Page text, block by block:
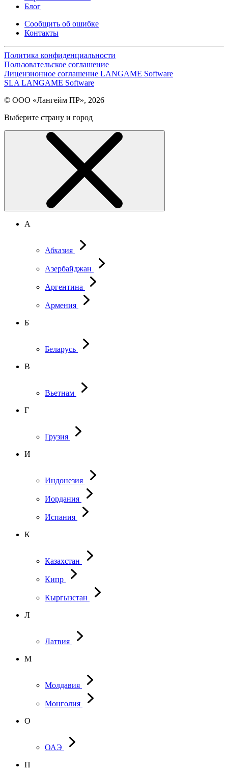
Блог
Сообщить об ошибке
Контакты
Политика конфиденциальности
Пользовательское соглашение
Лицензионное соглашение LANGAME Software
SLA LANGAME Software
© ООО «Лангейм ПР», 2026
Выберите страну и город
А
Абхазия
Азербайджан
Аргентина
Армения
Б
Беларусь
В
Вьетнам
Г
Грузия
И
Индонезия
Иордания
Испания
К
Казахстан
Кипр
Кыргызстан
Л
Латвия
М
Молдавия
Монголия
О
ОАЭ
П